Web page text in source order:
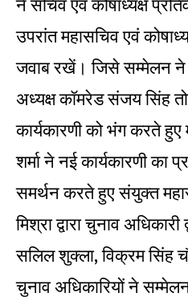
ने सचिव एवं कोषाध्यक्ष
उपरांत महासचिव एवं
जवाब रखें। जिसे सम्मेलन ने
अध्यक्ष कॉमरेड संजय सिंह
कार्यकारणी को भंग करते
शर्मा ने नई कार्यकारणी का
समर्थन करते हुए संयुक्त
मिश्रा द्वारा चुनाव
सलिल शुक्ला, विक्रम सिंह
चुनाव अधिकारियों ने